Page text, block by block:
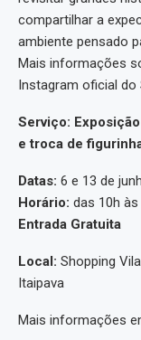
compartilhar a
ambiente pensado
Mais informações
Instagram oficial do
Serviço:
e troca de
Datas: 6 e 13 de
Horário: das 10h às
Entrada Gratuita
Local: Shopping
Itaipava
Mais informações